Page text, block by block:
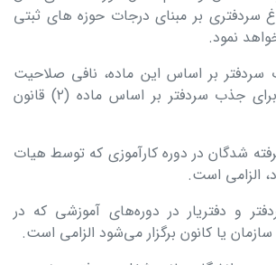
سردفتری بر مبنای درجات حوزه های ثبتی
نمود.
جذب سردفتر بر اساس این ماده، نافی صلاحیت
رئیس قوه قضائیه برای جذب سردفتر بر اساس ماده (۲) قانون
پذیرفته شدگان در دوره کارآموزی که توسط هیات
الزامی است.
سردفتر و دفتریار در دوره‌های آموزشی که در
یا کانون برگزار می‌شود الزامی است.